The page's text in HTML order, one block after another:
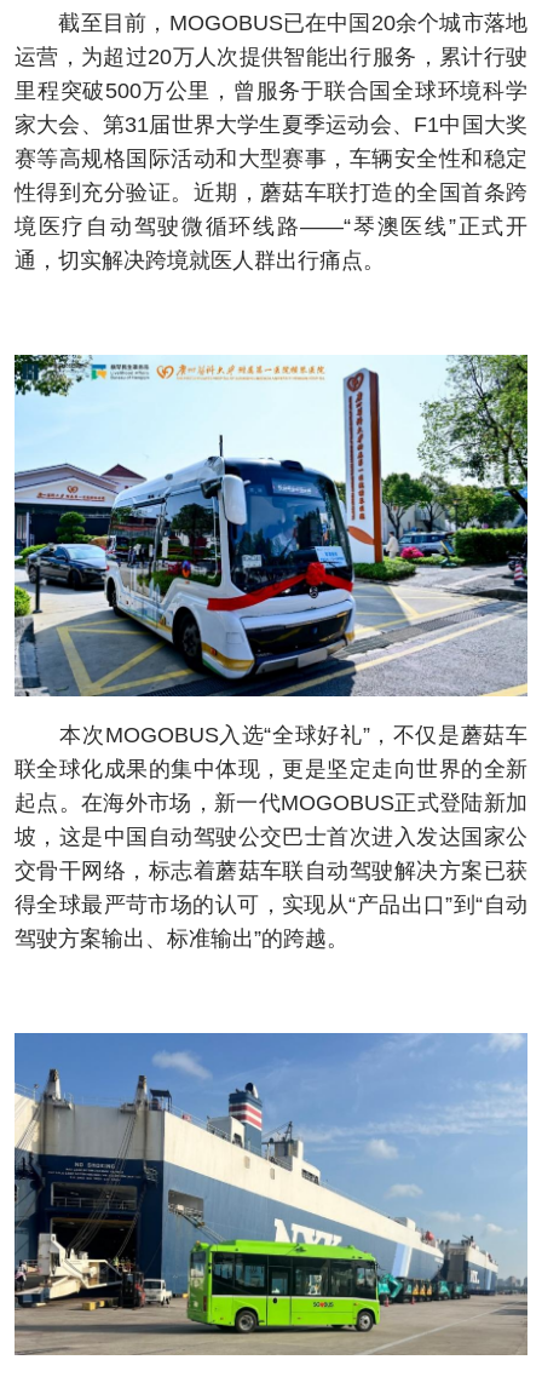
截至目前，MOGOBUS已在中国20余个城市落地
运营，为超过20万人次提供智能出行服务，累计行驶
里程突破500万公里，曾服务于联合国全球环境科学
家大会、第31届世界大学生夏季运动会、F1中国大奖
赛等高规格国际活动和大型赛事，车辆安全性和稳定
性得到充分验证。近期，蘑菇车联打造的全国首条跨
境医疗自动驾驶微循环线路——“琴澳医线”正式开
通，切实解决跨境就医人群出行痛点。
本次MOGOBUS入选“全球好礼”，不仅是蘑菇车
联全球化成果的集中体现，更是坚定走向世界的全新
起点。在海外市场，新一代MOGOBUS正式登陆新加
坡，这是中国自动驾驶公交巴士首次进入发达国家公
交骨干网络，标志着蘑菇车联自动驾驶解决方案已获
得全球最严苛市场的认可，实现从“产品出口”到“自动
驾驶方案输出、标准输出”的跨越。